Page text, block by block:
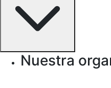
Nuestra